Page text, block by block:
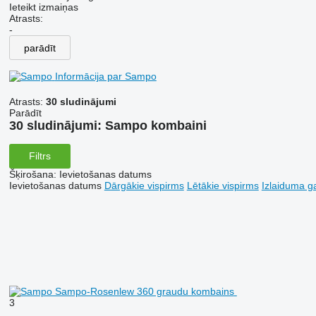
Ieteikt izmaiņas
Atrasts:
-
parādīt
Informācija par Sampo
Atrasts: 30 sludinājumi
Parādīt
30 sludinājumi: Sampo kombaini
Filtrs
Šķirošana: Ievietošanas datums
Ievietošanas datums Dārgākie vispirms Lētākie vispirms Izlaiduma
3